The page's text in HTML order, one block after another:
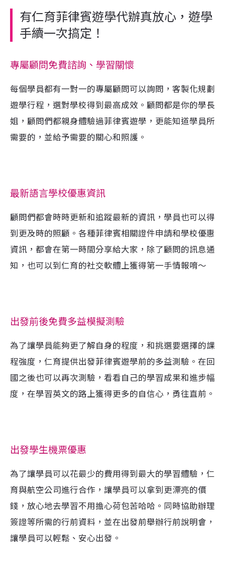
有仁育菲律賓遊學代辦真放心，遊學
手續一次搞定！
專屬顧問免費諮詢、學習關懷
每個學員都有一對一的專屬顧問可以詢問，客製化規劃
遊學行程，選對學校得到最高成效。顧問都是你的學長
姐，顧問們都親身體驗過菲律賓遊學，更能知道學員所
需要的，並給予需要的關心和照護。
最新語言學校優惠資訊
顧問們都會時時更新和追蹤最新的資訊，學員也可以得
到更及時的照顧。各種菲律賓相關證件申請和學校優惠
資訊，都會在第一時間分享給大家，除了顧問的訊息通
知，也可以到仁育的社交軟體上獲得第一手情報唷～
出發前後免費多益模擬測驗
為了讓學員能夠更了解自身的程度，和挑選要選擇的課
程強度，仁育提供出發菲律賓遊學前的多益測驗。在回
國之後也可以再次測驗，看看自己的學習成果和進步幅
度，在學習英文的路上獲得更多的自信心，勇往直前。
出發學生機票優惠
為了讓學員可以花最少的費用得到最大的學習體驗，仁
育與航空公司進行合作，讓學員可以拿到更漂亮的價
錢，放心地去學習不用擔心荷包苦哈哈。同時協助辦理
簽證等所需的行前資料，並在出發前舉辦行前說明會，
讓學員可以輕鬆、安心出發。